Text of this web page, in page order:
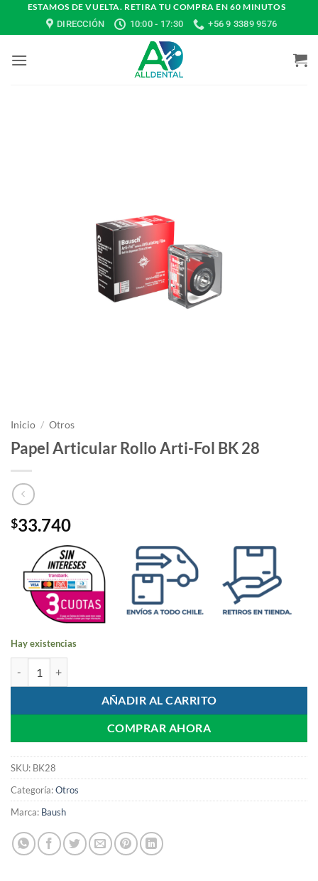
ESTAMOS DE VUELTA. RETIRA TU COMPRA EN 60 MINUTOS
DIRECCIÓN
10:00 - 17:30 +56 9 3389 9576
Inicio / Otros
Papel Articular Rollo Arti-Fol BK 28
$33.740
Hay existencias
AÑADIR AL CARRITO
COMPRAR AHORA
SKU: BK28
Categoría:Otros
Marca: Baush